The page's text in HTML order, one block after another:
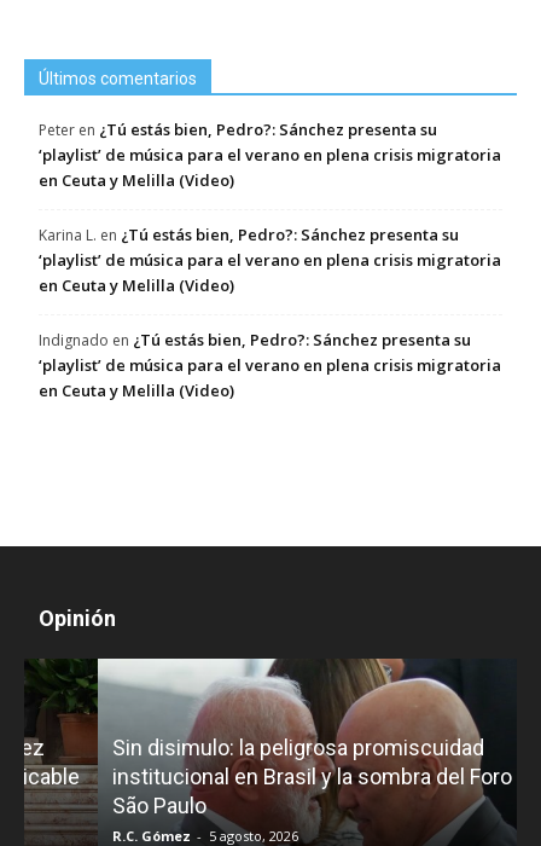
Últimos comentarios
Peter en ¿Tú estás bien, Pedro?: Sánchez presenta su
‘playlist’ de música para el verano en plena crisis migratoria
en Ceuta y Melilla (Video)
Karina L. en ¿Tú estás bien, Pedro?: Sánchez presenta su
‘playlist’ de música para el verano en plena crisis migratoria
en Ceuta y Melilla (Video)
Indignado en ¿Tú estás bien, Pedro?: Sánchez presenta su
‘playlist’ de música para el verano en plena crisis migratoria
en Ceuta y Melilla (Video)
Opinión
Sin disimulo: la peligrosa promiscuidad
institucional en Brasil y la sombra del Foro de
São Paulo
R.C. Gómez - 5 agosto, 2026